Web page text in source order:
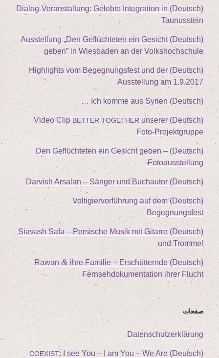
(Deutsch) Dia­log-Ver­an­stal­tung: Geleb­te Inte­gra­ti­on in
Taunusstein
(Deutsch) Aus­stel­lung
„Den Geflüch­te­ten ein Gesicht
geben” in Wies­ba­den an der Volkshochschule
(Deutsch) High­lights vom Begeg­nungs­fest und der
Aus­stel­lung am 1.9.2017
(Deutsch) Ich kom­me aus Syrien …
(Deutsch) Video Clip
BETTER TOGETHERunse­rer
Foto-Projektgruppe
(Deutsch) Den Geflüch­te­ten ein Gesicht geben –
Fotoausstellung
(Deutsch) Dar­vish Arsalan – Sän­ger und Buchautor
(Deutsch) Vol­ti­gier­vor­füh­rung auf dem
Begegnungsfest
(Deutsch) Sia­vash Safa – Per­si­sche Musik mit Gitar­re
und Trommel
(Deutsch) Rawan
&ihre Fami­lie – Erschüt­tern­de
Fern­seh­do­ku­men­ta­ti­on ihrer Flucht
صفحات
Daten­schutz­er­klä­rung
(Deutsch)
COEXIST: I see You – I am You – We Are